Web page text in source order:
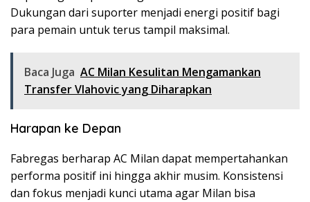
Dukungan dari suporter menjadi energi positif bagi
para pemain untuk terus tampil maksimal.
Baca Juga AC Milan Kesulitan Mengamankan
Transfer Vlahovic yang Diharapkan
Harapan ke Depan
Fabregas berharap AC Milan dapat mempertahankan
performa positif ini hingga akhir musim. Konsistensi
dan fokus menjadi kunci utama agar Milan bisa